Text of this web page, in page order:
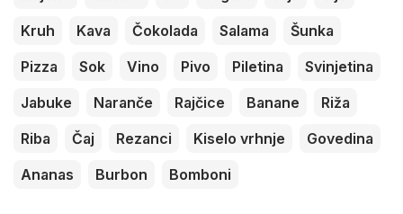
Kruh
Kava Čokolada Salama
Šunka
Pizza
Sok Vino Pivo Piletina
Svinjetina
Jabuke
Naranče Rajčice Banane
Riža
Riba
Čaj Rezanci Kiselo vrhnje
Govedina
Ananas
Burbon Bomboni